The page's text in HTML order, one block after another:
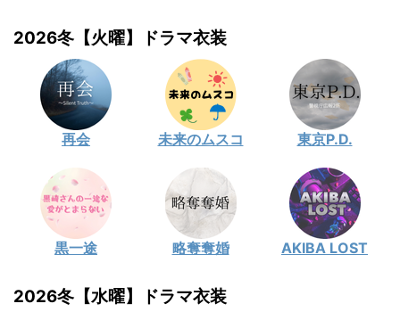
2026冬【火曜】ドラマ衣装
再会 未来のムスコ 東京P.D.
黒一途 略奪奪婚 AKIBA LOST
2026冬【水曜】ドラマ衣装